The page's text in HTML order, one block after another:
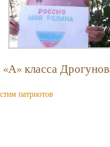
класса
патриотов